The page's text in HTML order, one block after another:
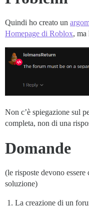
Quindi ho creato un
Homepage di Roblox, ma
Non c’è spiegazione sul
completa, non di una
Domande
(le risposte devono
soluzione)
La creazione di un